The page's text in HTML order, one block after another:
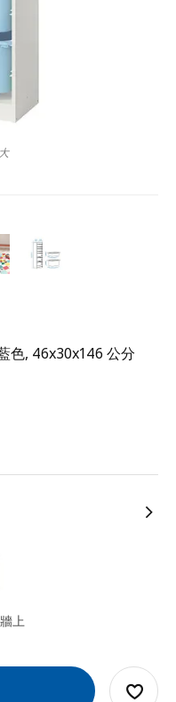
色, 46x30x146 公分
上